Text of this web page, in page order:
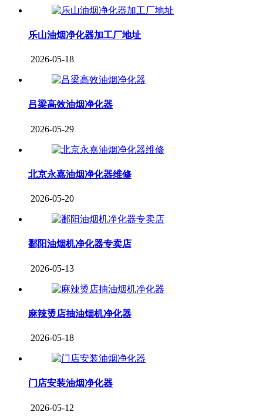
乐山油烟净化器加工厂地址
2026-05-18
吕梁高效油烟净化器
2026-05-29
北京永嘉油烟净化器维修
2026-05-20
鄱阳油烟机净化器专卖店
2026-05-13
麻辣烫店抽油烟机净化器
2026-05-18
门店安装油烟净化器
2026-05-12